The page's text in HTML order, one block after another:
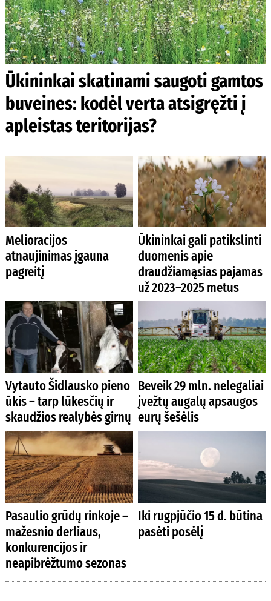
Ūkininkai skatinami saugoti gamtos
buveines: kodėl verta atsigręžti į
apleistas teritorijas?
Melioracijos
atnaujinimas įgauna
pagreitį
Ūkininkai gali patikslinti
duomenis apie
draudžiamąsias pajamas
už 2023–2025 metus
Vytauto Šidlausko pieno
ūkis – tarp lūkesčių ir
skaudžios realybės girnų
Beveik 29 mln. nelegaliai
įvežtų augalų apsaugos
eurų šešėlis
Pasaulio grūdų rinkoje –
mažesnio derliaus,
konkurencijos ir
neapibrėžtumo sezonas
Iki rugpjūčio 15 d. būtina
pasėti posėlį